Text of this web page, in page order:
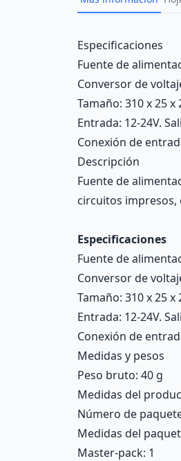
Description
Especificaciones
Fuente de
Conversor de
Tamaño: 310 x 25 x
Entrada: 12-24V.
Conexión de
Descripción
Fuente de
circuitos impresos,
Especificaciones
Fuente de
Conversor de
Tamaño: 310 x 25 x
Entrada: 12-24V.
Conexión de
Medidas y pesos
Peso bruto: 40 g
Medidas del
Número de
Medidas del
Master-pack: 1